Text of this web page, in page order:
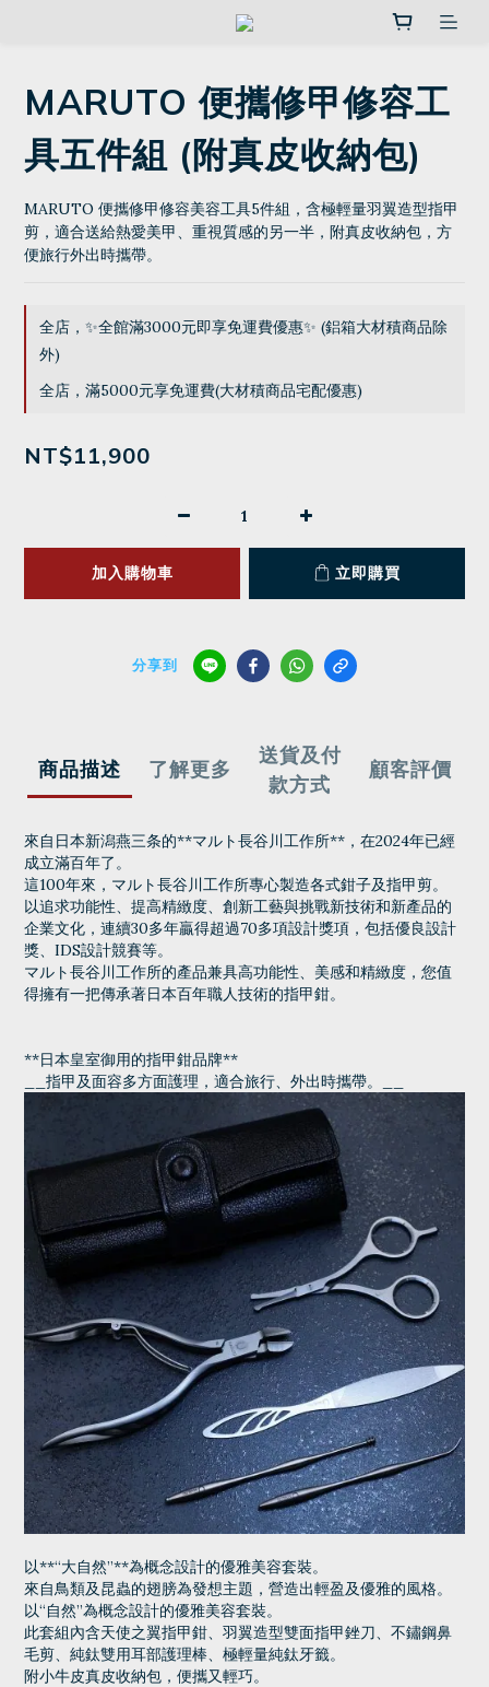
MARUTO 便攜修甲修容工
具五件組 (附真皮收納包)
MARUTO 便攜修甲修容美容工具5件組，含極輕量羽翼造型指甲
剪，適合送給熱愛美甲、重視質感的另一半，附真皮收納包，方
便旅行外出時攜帶。
全店，✨全館滿3000元即享免運費優惠✨ (鋁箱大材積商品除
外)
全店，滿5000元享免運費(大材積商品宅配優惠)
NT$11,900
加入購物車 立即購買
分享到
商品描述 了解更多
送貨及付
款方式
顧客評價
來自日本新潟燕三条的**マルト長谷川工作所**，在2024年已經
成立滿百年了。
這100年來，マルト長谷川工作所專心製造各式鉗子及指甲剪。
以追求功能性、提高精緻度、創新工藝與挑戰新技術和新產品的
企業文化，連續30多年贏得超過70多項設計獎項，包括優良設計
獎、IDS設計競賽等。
マルト長谷川工作所的產品兼具高功能性、美感和精緻度，您值
得擁有一把傳承著日本百年職人技術的指甲鉗。
**日本皇室御用的指甲鉗品牌**
__指甲及面容多方面護理，適合旅行、外出時攜帶。__
以**“大自然”**為概念設計的優雅美容套裝。
來自鳥類及昆蟲的翅膀為發想主題，營造出輕盈及優雅的風格。
以“自然”為概念設計的優雅美容套裝。
此套組內含天使之翼指甲鉗、羽翼造型雙面指甲銼刀、不鏽鋼鼻
毛剪、純鈦雙用耳部護理棒、極輕量純鈦牙籤。
附小牛皮真皮收納包，便攜又輕巧。